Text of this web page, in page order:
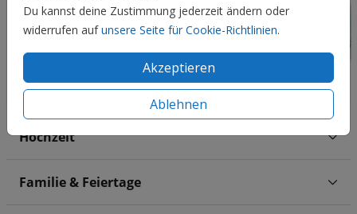
Du kannst deine Zustimmung jederzeit ändern oder
widerrufen aufunsere Seite für Cookie-Richtlinien.
Akzeptieren
Ablehnen
Hochzeit
Familie & Feiertage